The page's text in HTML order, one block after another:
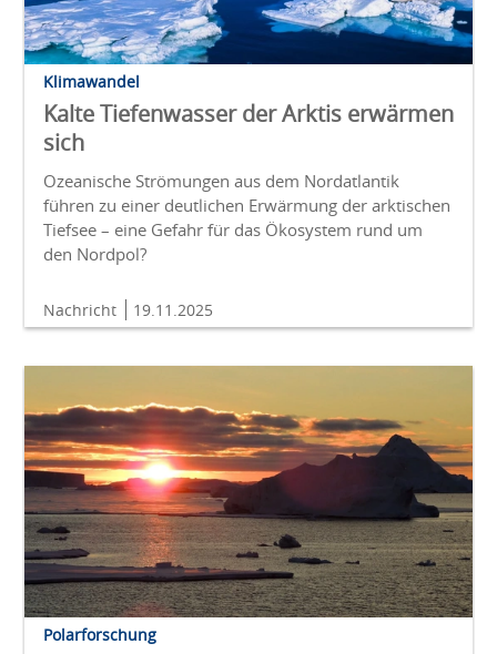
Klimawandel
Kalte Tiefenwasser der Arktis erwärmen
sich
Ozeanische Strömungen aus dem Nordatlantik
führen zu einer deutlichen Erwärmung der arktischen
Tiefsee – eine Gefahr für das Ökosystem rund um
den Nordpol?
Nachricht 19.11.2025
Polarforschung